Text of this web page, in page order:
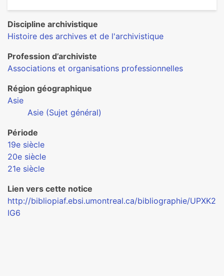
Discipline archivistique
Histoire des archives et de l'archivistique
Profession d’archiviste
Associations et organisations professionnelles
Région géographique
Asie
Asie (Sujet général)
Période
19e siècle
20e siècle
21e siècle
Lien vers cette notice
http://bibliopiaf.ebsi.umontreal.ca/bibliographie/UPXK2
IG6